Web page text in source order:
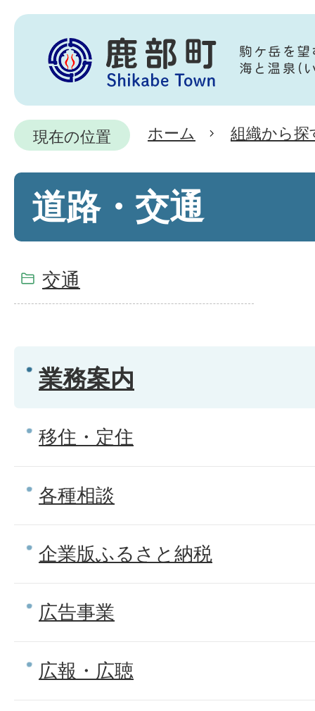
現在の位置 ホーム 組織から探
道路・交通
交通
業務案内
移住・定住
各種相談
企業版ふるさと納税
広告事業
広報・広聴